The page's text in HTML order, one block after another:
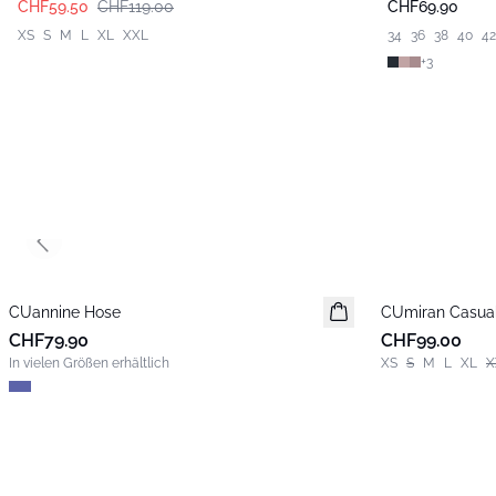
CHF59.50 CHF119.00
XS S M L XL XXL
CHF69.90
34 36 38 40 42
+3
Neuheiten
CUannine Hose
CHF79.90
In vielen Größen erhältlich
Neuheiten
CUmiran
CHF99.00
XS S M L XL
Previous slide